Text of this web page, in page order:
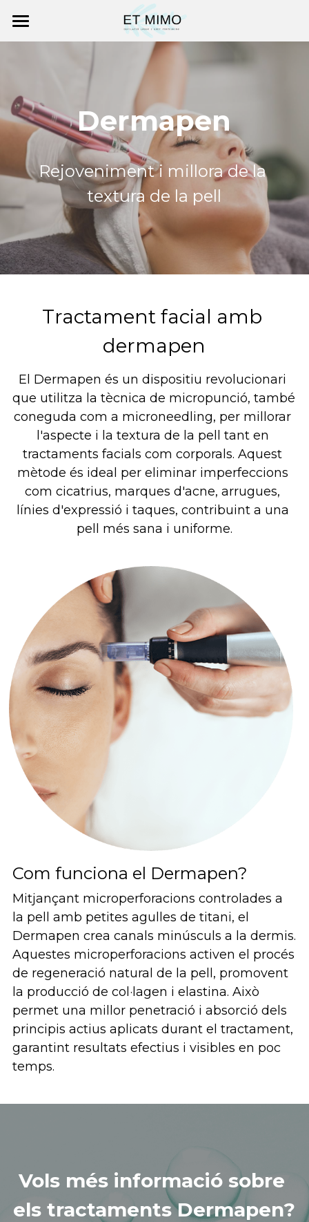
Inici
Depilació làser
Body contouring
Àcid hialurònic
Dermapen
Contacte
Dermapen
Rejoveniment i millora de la
textura de la pell
Tractament facial amb
dermapen
El Dermapen és un dispositiu revolucionari
que utilitza la tècnica de micropunció, també
coneguda com a microneedling, per millorar
l'aspecte i la textura de la pell tant en
tractaments facials com corporals. Aquest
mètode és ideal per eliminar imperfeccions
com cicatrius, marques d'acne, arrugues,
línies d'expressió i taques, contribuint a una
pell més sana i uniforme.
Com funciona el Dermapen?
Mitjançant microperforacions controlades a
la pell amb petites agulles de titani, el
Dermapen crea canals minúsculs a la dermis.
Aquestes microperforacions activen el procés
de regeneració natural de la pell, promovent
la producció de col·lagen i elastina. Això
permet una millor penetració i absorció dels
principis actius aplicats durant el tractament,
garantint resultats efectius i visibles en poc
temps.
Vols més informació sobre
els tractaments Dermapen?